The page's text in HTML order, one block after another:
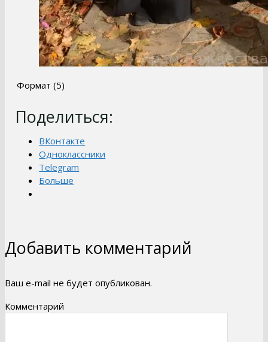
Формат (5)
Поделиться:
ВКонтакте
Одноклассники
Telegram
Больше
Добавить комментарий
Ваш e-mail не будет опубликован.
Комментарий